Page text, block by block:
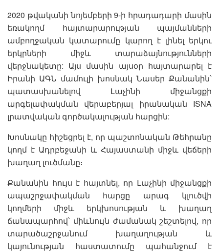
2020 թվականի նոյեմբերի 9-ի հրադադարի մասին
եռակողմ հայտարարության պայմանների
ամբողջական կատարումը կարող է լինել երկու
երկրների միջև տարաձայնությունների
վերջնակետը: Այս մասին այսօր հայտարարել է
Իրանի ԱԳՆ մամուլի խոսնակ Նասեր Քանանին՝
պատասխանելով Լաչինի միջանցքի
արգելափակման վերաբերյալ իրանական ISNA
լրատվական գործակալության հարցին:
Խոսնակը հիշեցրել է, որ պաշտոնական Թեհրանը
կողմ է Ադրբեջանի և Հայաստանի միջև վեճերի
խաղաղ լուծմանը։
Քանանին հույս է հայտնել, որ Լաչինի միջանցքի
ապաշրջափակման հարցը արագ կլուծվի
կողմերի միջև երկխոսության և խաղաղ
ճանապարհով՝ միևնույն ժամանակ շեշտելով, որ
տարածաշրջանում խաղաղության և
կայունության հաստատումը պահանջում է